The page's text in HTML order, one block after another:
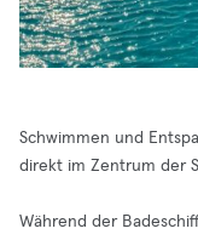
Schwimmen und
direkt im Zentrum der
Während der